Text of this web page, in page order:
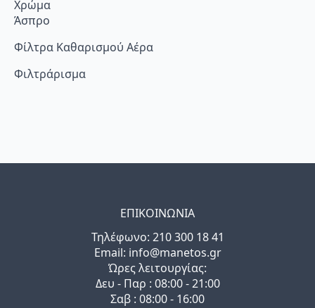
Χρώμα
Άσπρο
Φίλτρα Καθαρισμού Αέρα
Φιλτράρισμα
ΕΠΙΚΟΙΝΩΝΙΑ
Τηλέφωνo: 210 300 18 41
Email: info@manetos.gr
Ώρες λειτουργίας:
Δευ - Παρ : 08:00 - 21:00
Σαβ : 08:00 - 16:00